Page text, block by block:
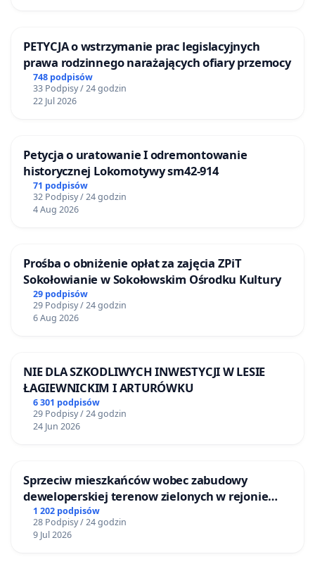
PETYCJA o wstrzymanie prac legislacyjnych
prawa rodzinnego narażających ofiary przemocy
748 podpisów
33 Podpisy / 24 godzin
22 Jul 2026
Petycja o uratowanie I odremontowanie
historycznej Lokomotywy sm42-914
71 podpisów
32 Podpisy / 24 godzin
4 Aug 2026
Prośba o obniżenie opłat za zajęcia ZPiT
Sokołowianie w Sokołowskim Ośrodku Kultury
29 podpisów
29 Podpisy / 24 godzin
6 Aug 2026
NIE DLA SZKODLIWYCH INWESTYCJI W LESIE
ŁAGIEWNICKIM I ARTURÓWKU
6 301 podpisów
29 Podpisy / 24 godzin
24 Jun 2026
Sprzeciw mieszkańców wobec zabudowy
deweloperskiej terenow zielonych w rejonie
Bulwarów Straceńskich w Bielsku-Białej
1 202 podpisów
28 Podpisy / 24 godzin
9 Jul 2026